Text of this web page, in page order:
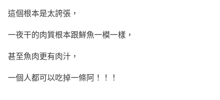
這個根本是太誇張，
一夜干的肉質根本跟鮮魚一模一樣，
甚至魚肉更有肉汁，
一個人都可以吃掉一條阿！！！